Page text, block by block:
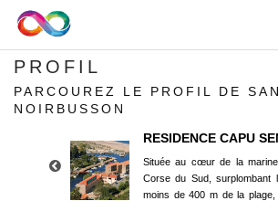
PROFIL
PARCOUREZ LE PROFIL DE
NOIRBUSSON
RESIDENCE CAPU
Située au cœur de la
Corse du Sud, surplombant
moins de 400 m de la plage,